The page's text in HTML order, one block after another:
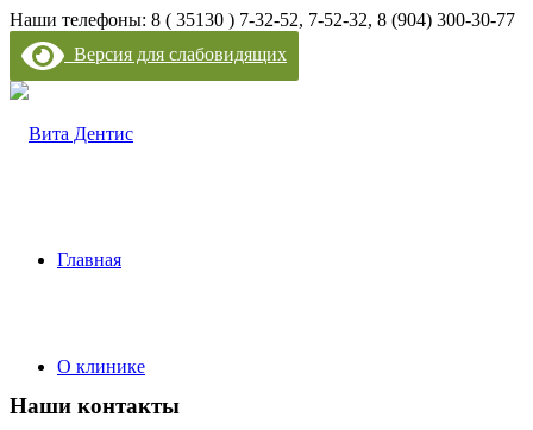
Наши телефоны: 8 ( 35130 ) 7-32-52, 7-52-32, 8 (904) 300-30-77
Версия для слабовидящих
Главная
О клинике
Наши контакты